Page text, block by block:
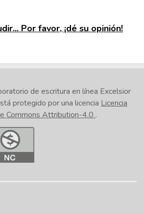
Por favor, ¡dé su opinión!
de escritura en línea Excelsior
protegido por una licencia Licencia
Commons Attribution-4.0 .